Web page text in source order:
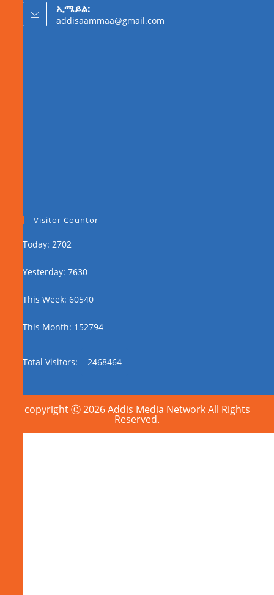
ኢሜይል:
addisaammaa@gmail.com
Visitor Countor
Today: 2702
Yesterday: 7630
This Week: 60540
This Month: 152794
Total Visitors: 2468464
copyright Ⓒ 2026 Addis Media Network All Rights
Reserved.